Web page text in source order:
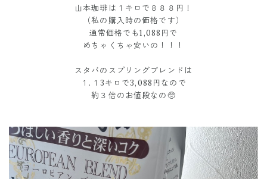
山本珈琲は１キロで８８８円！
（私の購入時の価格です）
通常価格でも1,088円で
めちゃくちゃ安いの！！！
スタバのスプリングブレンドは
１.１3キロで3,088円なので
約３倍のお値段なの🥺